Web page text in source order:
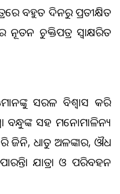
ବହୁତ ଦିନରୁ ପ୍ରତୀକ୍ଷିତ
ଚୁକ୍ତିପତ୍ର ସ୍ବାକ୍ଷରିତ
ସରଳ ବିଶ୍ୱାସ କରି
ବନ୍ଧୁଙ୍କ ସହ ମନୋମାଳିନ୍ୟ
ଧାତୁ ଅଳଙ୍କାର, ଔଷଧ
ଯାତ୍ରା ଓ ପରିବହନ